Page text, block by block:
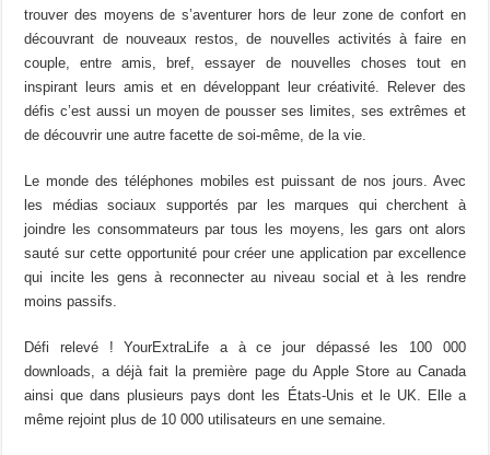
trouver des moyens de s’aventurer hors de leur zone de confort en
découvrant de nouveaux restos, de nouvelles activités à faire en
couple, entre amis, bref, essayer de nouvelles choses tout en
inspirant leurs amis et en développant leur créativité. Relever des
défis c’est aussi un moyen de pousser ses limites, ses extrêmes et
de découvrir une autre facette de soi-même, de la vie.
Le monde des téléphones mobiles est puissant de nos jours. Avec
les médias sociaux supportés par les marques qui cherchent à
joindre les consommateurs par tous les moyens, les gars ont alors
sauté sur cette opportunité pour créer une application par excellence
qui incite les gens à reconnecter au niveau social et à les rendre
moins passifs.
Défi relevé ! YourExtraLife a à ce jour dépassé les 100 000
downloads, a déjà fait la première page du Apple Store au Canada
ainsi que dans plusieurs pays dont les États-Unis et le UK. Elle a
même rejoint plus de 10 000 utilisateurs en une semaine.